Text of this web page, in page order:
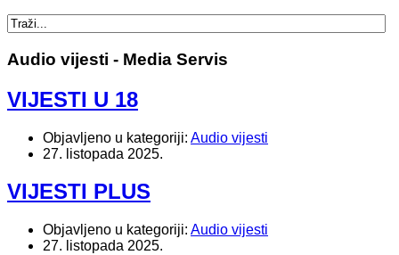
Audio vijesti - Media Servis
VIJESTI U 18
Objavljeno u kategoriji: Audio vijesti
27. listopada 2025.
VIJESTI PLUS
Objavljeno u kategoriji: Audio vijesti
27. listopada 2025.